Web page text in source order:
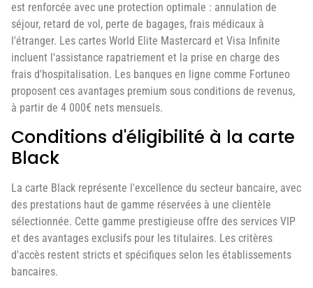
est renforcée avec une protection optimale : annulation de
séjour, retard de vol, perte de bagages, frais médicaux à
l'étranger. Les cartes World Elite Mastercard et Visa Infinite
incluent l'assistance rapatriement et la prise en charge des
frais d'hospitalisation. Les banques en ligne comme Fortuneo
proposent ces avantages premium sous conditions de revenus,
à partir de 4 000€ nets mensuels.
Conditions d'éligibilité à la carte
Black
La carte Black représente l'excellence du secteur bancaire, avec
des prestations haut de gamme réservées à une clientèle
sélectionnée. Cette gamme prestigieuse offre des services VIP
et des avantages exclusifs pour les titulaires. Les critères
d'accès restent stricts et spécifiques selon les établissements
bancaires.